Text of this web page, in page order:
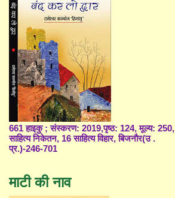
661 हाइकु ; संस्करण: 2019,पृष्ठ: 124, मूल्य: 250,
साहित्य निकेतन, 16 साहित्य विहार, बिजनौर(उ .
प्र.)-246-701
माटी की नाव